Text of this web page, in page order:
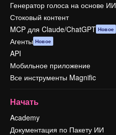
Генератор голоса на основе ИИ
Стоковый контент
MCP для Claude/ChatGPT Новое
Агенты Новое
API
Мобильное приложение
Все инструменты Magnific
Начать
Academy
Документация по Пакету ИИ